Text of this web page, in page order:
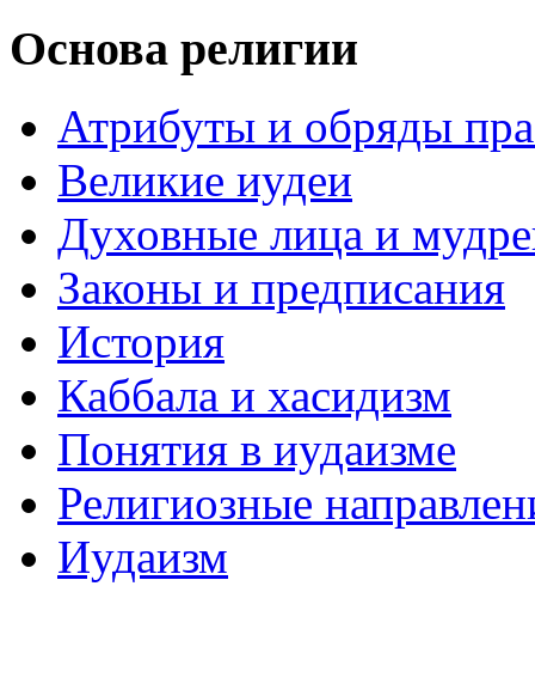
Основа религии
Атрибуты и обряды
Великие иудеи
Духовные лица и
Законы и предписания
История
Каббала и хасидизм
Понятия в иудаизме
Религиозные
Иудаизм